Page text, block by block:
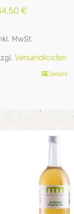
€
MwSt.
Versandkosten
Details